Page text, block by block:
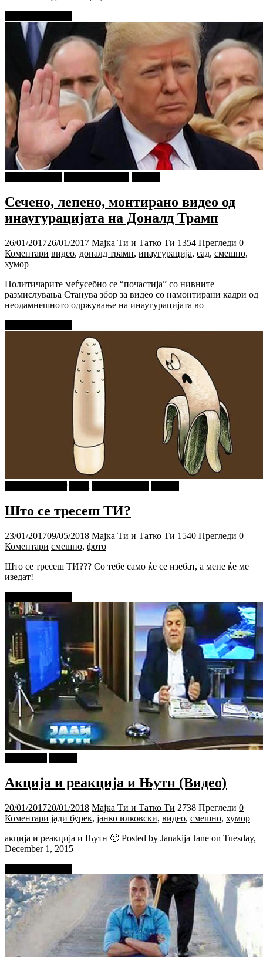
Сечено, лепено, монтирано видео од
инаугурацијата на Доналд Трамп
26/01/201726/01/2017 Мајка Ти и Татко Ти 1354 Прегледи 0
Коментари видео, доналд трамп, инаугурација, сад, смешно,
хумор
Политичарите меѓусебно се “почастија” со нивните
размислувања Станува збор за видео со намонтирани кадри од
неодамнешното одржување на инаугурацијата во
Што се тресеш ТИ?
23/01/201709/05/2018 Мајка Ти и Татко Ти 1540 Прегледи 0
Коментари смешно, фото
Што се тресеш ТИ??? Со тебе само ќе се изебат, а мене ќе ме
изедат!
Акција и реакција и Њутн (Видео)
20/01/201720/01/2018 Мајка Ти и Татко Ти 2738 Прегледи 0
Коментари јади бурек, јанко илковски, видео, смешно, хумор
акција и реакција и Њутн 🙂 Posted by Janakija Jane on Tuesday,
December 1, 2015